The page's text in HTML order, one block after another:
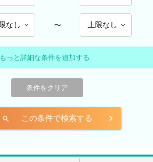
〜
もっと詳細な条件を追加する
条件をクリア
search この条件で検索する